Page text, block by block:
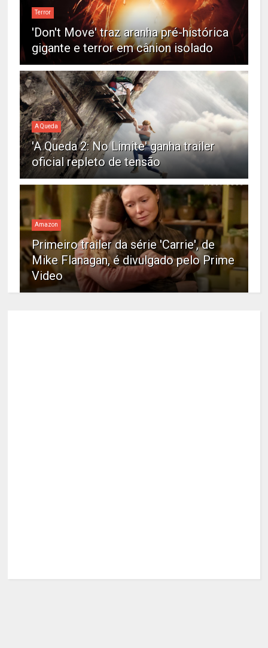
Terror
'Don't Move' traz aranha pré-histórica
gigante e terror em cânion isolado
A Queda
'A Queda 2: No Limite' ganha trailer
oficial repleto de tensão
Amazon
Primeiro trailer da série 'Carrie', de
Mike Flanagan, é divulgado pelo Prime
Video